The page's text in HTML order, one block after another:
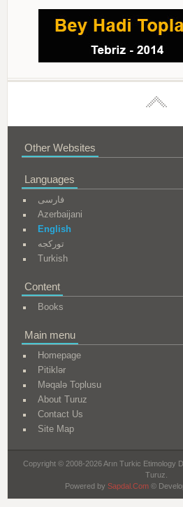
Other Websites
Languages
فارسی
Azerbaijani
English
تورکجه
Turkish
Content
Books
Main menu
Homepage
Pitiklər
Məqalə Toplusu
About Turuz
Contact Us
Site Map
Copyright © 2008-2026 Arın Turkic Etimology
Turuz.
Powered by Sapdal.Com©